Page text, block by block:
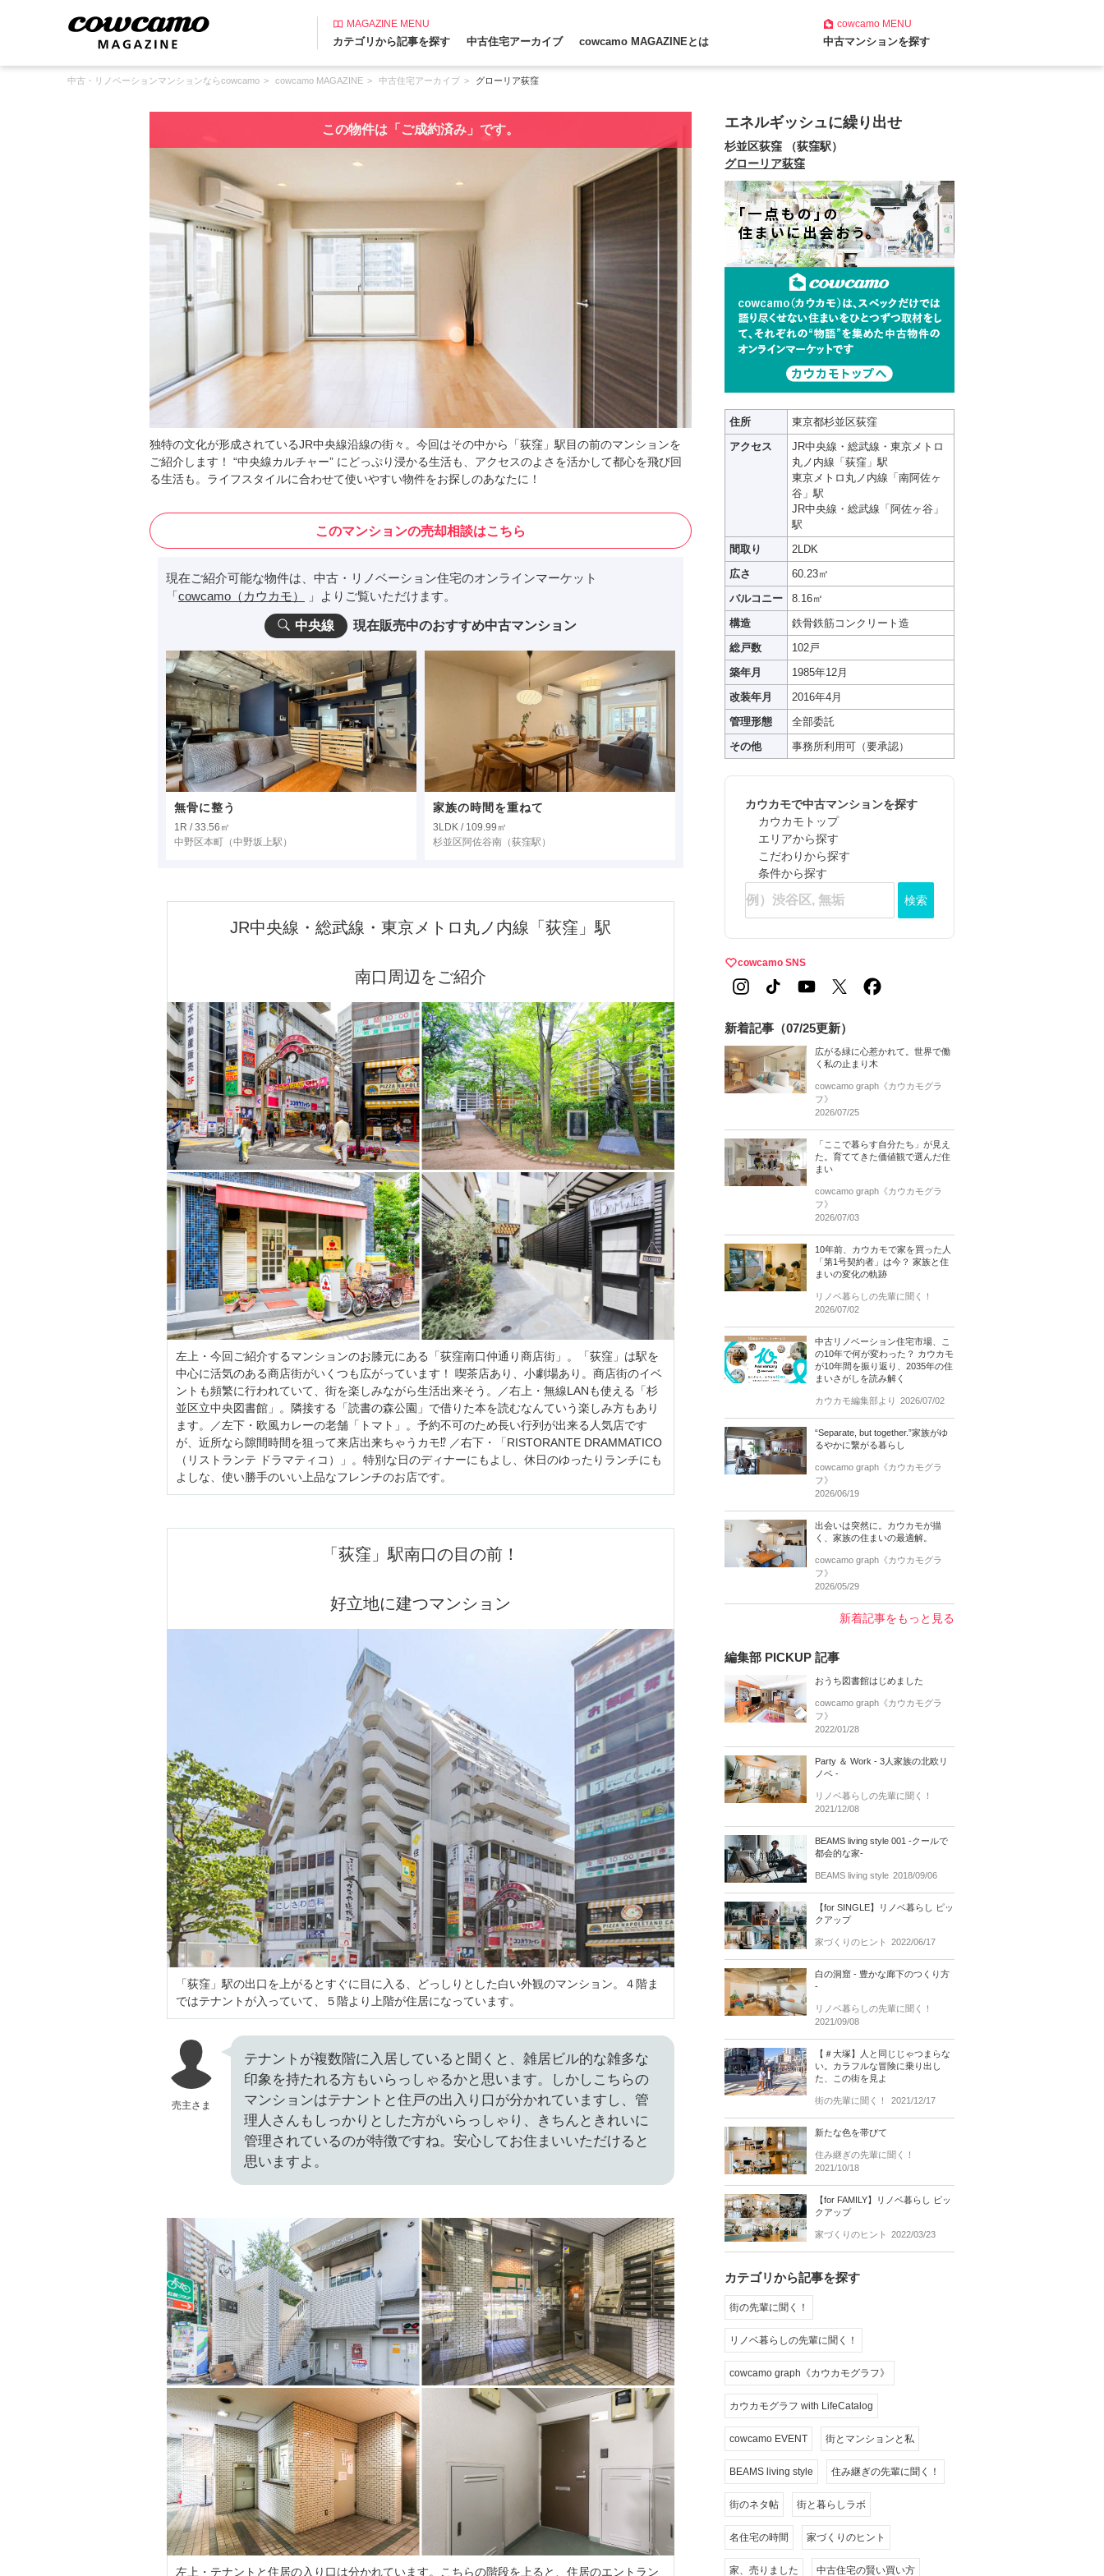
MAGAZINE MENU
カテゴリから記事を探す 中古住宅アーカイブ cowcamo MAGAZINEとは
cowcamoMENU
中古マンションを探す
中古・リノベーションマンションならcowcamo cowcamo MAGAZINE 中古住宅アーカイブ グローリア荻窪
この物件は「ご成約済み」です。
独特の文化が形成されているJR中央線沿線の街々。今回はその中から「荻窪」駅目の前のマンションを
ご紹介します！ “中央線カルチャー” にどっぷり浸かる生活も、アクセスのよさを活かして都心を飛び回
る生活も。ライフスタイルに合わせて使いやすい物件をお探しのあなたに！
このマンションの売却相談はこちら
現在ご紹介可能な物件は、中古・リノベーション住宅のオンラインマーケット
「cowcamo（カウカモ） 」よりご覧いただけます。
中央線 現在販売中のおすすめ中古マンション
無骨に整う
1R / 33.56㎡
中野区本町 （中野坂上駅）
家族の時間を重ねて
3LDK / 109.99㎡
杉並区阿佐谷南 （荻窪駅）
JR中央線・総武線・東京メトロ丸ノ内線「荻窪」駅
南口周辺をご紹介
左上・今回ご紹介するマンションのお膝元にある「荻窪南口仲通り商店街」。「荻窪」は駅を
中心に活気のある商店街がいくつも広がっています！ 喫茶店あり、小劇場あり。商店街のイベ
ントも頻繁に行われていて、街を楽しみながら生活出来そう。／右上・無線LANも使える「杉
並区立中央図書館」。隣接する「読書の森公園」で借りた本を読むなんていう楽しみ方もあり
ます。／左下・欧風カレーの老舗「トマト」。予約不可のため長い行列が出来る人気店です
が、近所なら隙間時間を狙って来店出来ちゃうカモ⁉ ／右下・「RISTORANTE DRAMMATICO
（リストランテ ドラマティコ）」。特別な日のディナーにもよし、休日のゆったりランチにも
よしな、使い勝手のいい上品なフレンチのお店です。
「荻窪」駅南口の目の前！
好立地に建つマンション
「荻窪」駅の出口を上がるとすぐに目に入る、どっしりとした白い外観のマンション。４階ま
ではテナントが入っていて、５階より上階が住居になっています。
売主さま
テナントが複数階に入居していると聞くと、雑居ビル的な雑多な
印象を持たれる方もいらっしゃるかと思います。しかしこちらの
マンションはテナントと住戸の出入り口が分かれていますし、管
理人さんもしっかりとした方がいらっしゃり、きちんときれいに
管理されているのが特徴ですね。安心してお住まいいただけると
思いますよ。
左上・テナントと住居の入り口は分かれています。こちらの階段を上ると、住居のエントラン
エネルギッシュに繰り出せ
杉並区荻窪 （荻窪駅）
グローリア荻窪
住所
東京都杉並区荻窪
アクセス
JR中央線・総武線・東京メトロ
丸ノ内線「荻窪」駅
東京メトロ丸ノ内線「南阿佐ヶ
谷」駅
JR中央線・総武線「阿佐ヶ谷」
駅
間取り
2LDK
広さ
60.23㎡
バルコニー
8.16㎡
構造
鉄骨鉄筋コンクリート造
総戸数
102戸
築年月
1985年12月
改装年月
2016年4月
管理形態
全部委託
その他
事務所利用可（要承認）
カウカモで中古マンションを探す
カウカモトップ
エリアから探す
こだわりから探す
条件から探す
検索
cowcamo SNS
新着記事（07/25更新）
広がる緑に心惹かれて。世界で働
く私の止まり木
cowcamo graph《カウカモグラ
フ》
2026/07/25
「ここで暮らす自分たち」が見え
た。育ててきた価値観で選んだ住
まい
cowcamo graph《カウカモグラ
フ》
2026/07/03
10年前、カウカモで家を買った人
「第1号契約者」は今？ 家族と住
まいの変化の軌跡
リノベ暮らしの先輩に聞く！
2026/07/02
中古リノベーション住宅市場、こ
の10年で何が変わった？ カウカモ
が10年間を振り返り、2035年の住
まいさがしを読み解く
カウカモ編集部より 2026/07/02
“Separate, but together.”家族がゆ
るやかに繋がる暮らし
cowcamo graph《カウカモグラ
フ》
2026/06/19
出会いは突然に。カウカモが描
く、家族の住まいの最適解。
cowcamo graph《カウカモグラ
フ》
2026/05/29
新着記事をもっと見る
編集部 PICKUP 記事
おうち図書館はじめました
cowcamo graph《カウカモグラ
フ》
2022/01/28
Party ＆ Work - 3人家族の北欧リ
ノベ -
リノベ暮らしの先輩に聞く！
2021/12/08
BEAMS living style 001 -クールで
都会的な家-
BEAMS living style 2018/09/06
【for SINGLE】リノベ暮らし ピッ
クアップ
家づくりのヒント 2022/06/17
白の洞窟 - 豊かな廊下のつくり方
-
リノベ暮らしの先輩に聞く！
2021/09/08
【＃大塚】人と同じじゃつまらな
い。カラフルな冒険に乗り出し
た、この街を見よ
街の先輩に聞く！ 2021/12/17
新たな色を帯びて
住み継ぎの先輩に聞く！
2021/10/18
【for FAMILY】リノベ暮らし ピッ
クアップ
家づくりのヒント 2022/03/23
カテゴリから記事を探す
街の先輩に聞く！
リノベ暮らしの先輩に聞く！
cowcamo graph《カウカモグラフ》
カウカモグラフ with LifeCatalog
cowcamo EVENT 街とマンションと私
BEAMS living style 住み継ぎの先輩に聞く！
街のネタ帖 街と暮らしラボ
名住宅の時間 家づくりのヒント
家、売りました 中古住宅の賢い買い方